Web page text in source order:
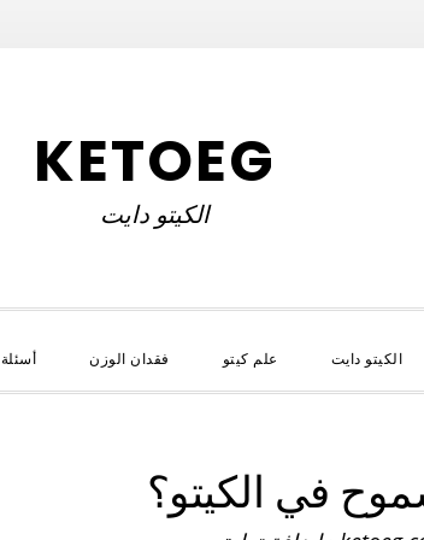
KETOEG
الكيتو دايت
الكيتو دايت علم كيتو فقدان الوزن أسئلة KETO
في الكيتو؟